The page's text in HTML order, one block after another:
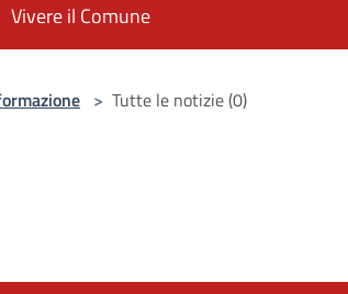
Vivere il Comune
> Tutte le notizie (0)